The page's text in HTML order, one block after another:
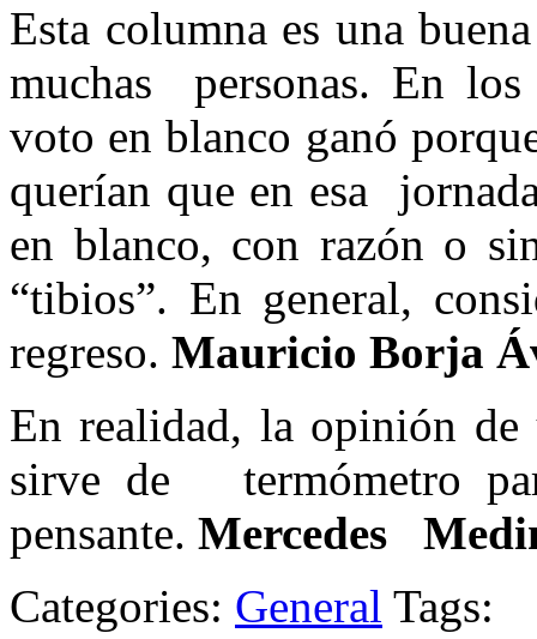
Esta columna es una
muchas personas. En
voto en blanco ganó
querían que en esa
en blanco, con razón o
“tibios”. En general,
regreso. Mauricio Borja
En realidad, la opinión de
sirve de termómetro
pensante. Mercedes
Categories: General Tags: